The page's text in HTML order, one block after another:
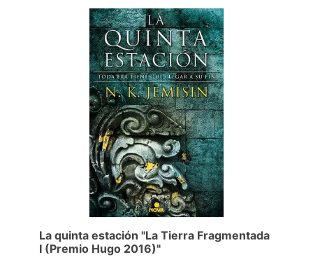
La quinta estación "La Tierra Fragmentada
I (Premio Hugo 2016)"